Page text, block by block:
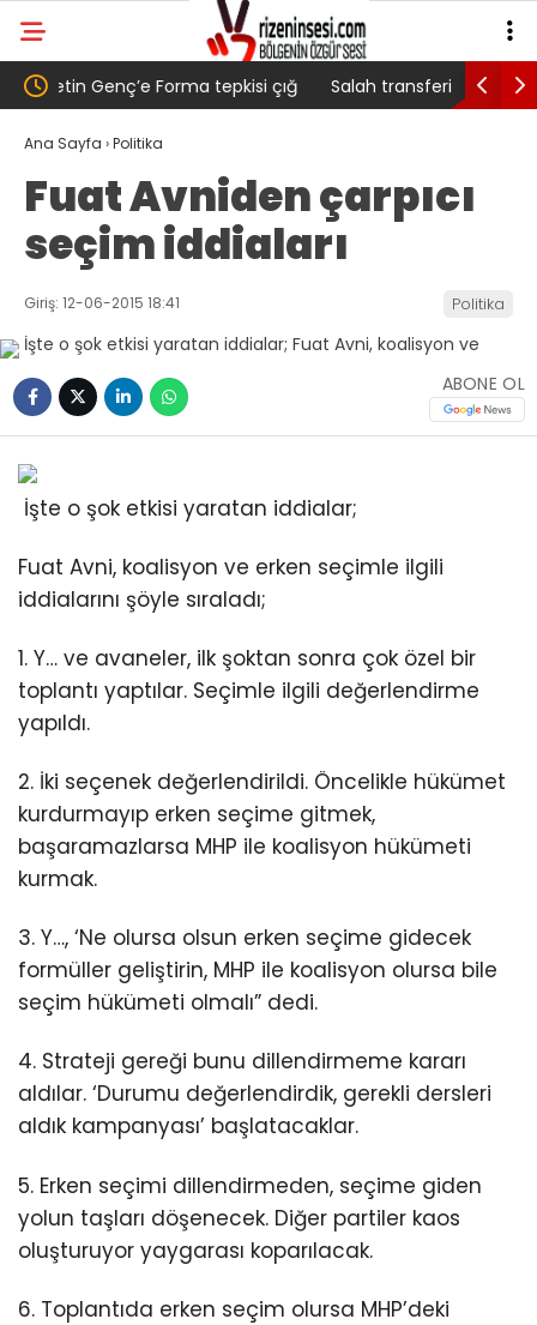
Salah transferi sonrası 6661 forma alan
belediye başkanına ‘Kimin parasıyla’ sorusu
Pazarlı
Ana Sayfa ›Politika
Fuat Avniden çarpıcı
seçim iddiaları
Giriş: 12-06-2015 18:41 Politika
ABONE OL
İşte o şok etkisi yaratan iddialar;
Fuat Avni, koalisyon ve erken seçimle ilgili
iddialarını şöyle sıraladı;
1. Y… ve avaneler, ilk şoktan sonra çok özel bir
toplantı yaptılar. Seçimle ilgili değerlendirme
yapıldı.
2. İki seçenek değerlendirildi. Öncelikle hükümet
kurdurmayıp erken seçime gitmek,
başaramazlarsa MHP ile koalisyon hükümeti
kurmak.
3. Y…, ‘Ne olursa olsun erken seçime gidecek
formüller geliştirin, MHP ile koalisyon olursa bile
seçim hükümeti olmalı” dedi.
4. Strateji gereği bunu dillendirmeme kararı
aldılar. ‘Durumu değerlendirdik, gerekli dersleri
aldık kampanyası’ başlatacaklar.
5. Erken seçimi dillendirmeden, seçime giden
yolun taşları döşenecek. Diğer partiler kaos
oluşturuyor yaygarası koparılacak.
6. Toplantıda erken seçim olursa MHP’deki